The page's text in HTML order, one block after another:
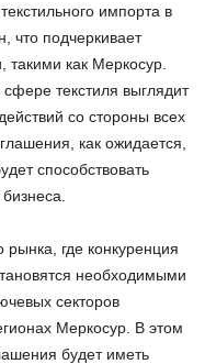
импорта в
что подчеркивает
такими как Меркосур.
текстиля выглядит
со стороны всех
как ожидается,
способствовать
рынка, где конкуренция
необходимыми
секторов
Меркосур. В этом
будет иметь